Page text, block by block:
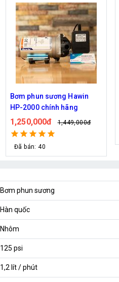
Bộ phun sương 70 đầu phun
- Bơm Hawin HP 2703 lọc
rác 100M dây
3,220,000đ 3,619,000đ
Bơm phun sương
Hàn quốc
Nhôm
125 psi
1,2 lít / phút